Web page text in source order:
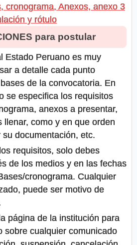
cronograma, Anexos, anexo 3
y rótulo
para postular
Estado Peruano es muy
a detalle cada punto
de la convocatoria. En
se especifica los requisitos
anexos a presentar,
llenar, como y en que orden
documentación, etc.
requisitos, solo debes
de los medios y en las fechas
cronograma. Cualquier
puede ser motivo de
página de la institución para
sobre cualquier comunicado